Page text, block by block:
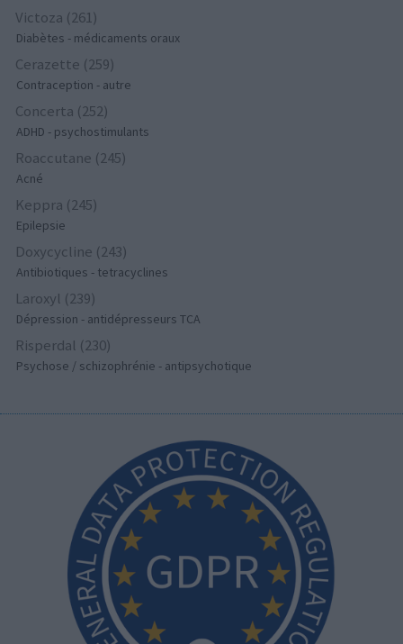
Victoza (261)
Diabètes - médicaments oraux
Cerazette (259)
Contraception - autre
Concerta (252)
ADHD - psychostimulants
Roaccutane (245)
Acné
Keppra (245)
Epilepsie
Doxycycline (243)
Antibiotiques - tetracyclines
Laroxyl (239)
Dépression - antidépresseurs TCA
Risperdal (230)
Psychose / schizophrénie - antipsychotique